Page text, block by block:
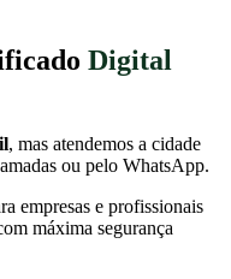
Digital
, mas atendemos a cidade
ou pelo WhatsApp.
empresas e profissionais
máxima segurança